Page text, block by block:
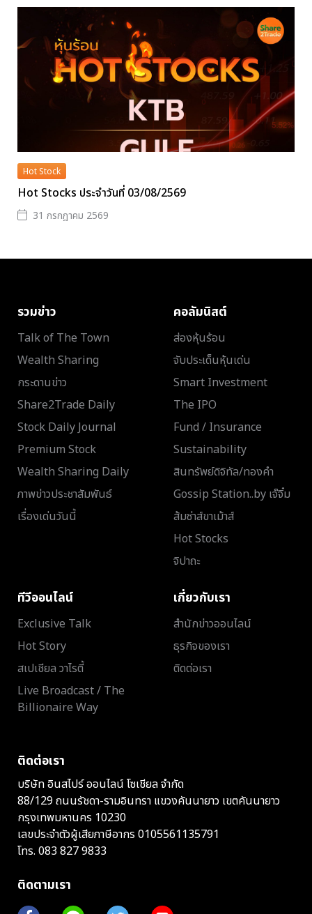
Hot Stock
Hot Stocks ประจำวันที่ 03/08/2569
31 กรกฎาคม 2569
รวมข่าว
Talk of The Town
Wealth Sharing
กระดานข่าว
Share2Trade Daily
Stock Daily Journal
Premium Stock
Wealth Sharing Daily
ภาพข่าวประชาสัมพันธ์
เรื่องเด่นวันนี้
คอลัมนิสต์
ส่องหุ้นร้อน
จับประเด็นหุ้นเด่น
Smart Investment
The IPO
Fund / Insurance
Sustainability
สินทรัพย์ดิจิทัล/ทองคำ
Gossip Station..by เจ๊จิ๋ม
ส้มซ่าส์ขาเม้าส์
Hot Stocks
จิปาถะ
ทีวีออนไลน์
Exclusive Talk
Hot Story
สเปเชียล วาไรตี้
Live Broadcast / The
Billionaire Way
เกี่ยวกับเรา
สำนักข่าวออนไลน์
ธุรกิจของเรา
ติดต่อเรา
ติดต่อเรา
บริษัท อินสไปร์ ออนไลน์ โซเชียล จำกัด
88/129 ถนนรัชดา-รามอินทรา แขวงคันนายาว เขตคันนายาว
กรุงเทพมหานคร 10230
เลขประจำตัวผู้เสียภาษีอากร 0105561135791
โทร. 083 827 9833
ติดตามเรา